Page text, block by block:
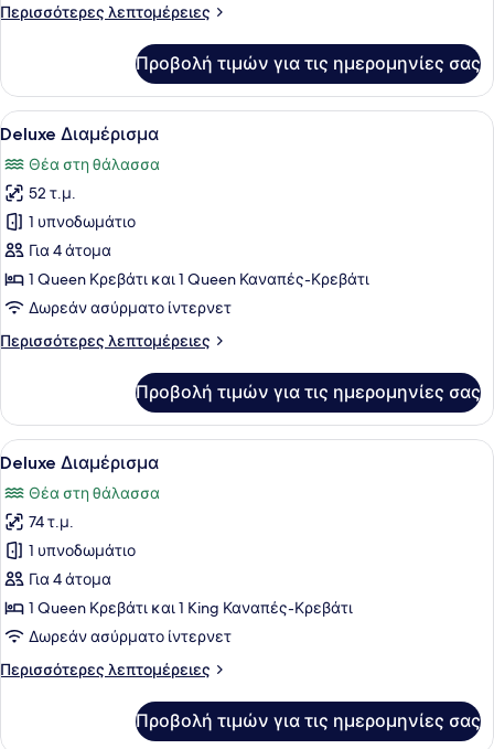
Περισσότερες λεπτομέρειες
Περισσότερες
Διαμέρισμα
Προβολή τιμών για τις ημερομηνίες σας
Προβολή
όλων
των
φωτογραφιών
για
Deluxe
Διαμέρισμα
Deluxe Διαμέρισμα | Περιοχή
3
Deluxe Διαμέρισμα
Θέα στη θάλασσα
52 τ.μ.
1 υπνοδωμάτιο
Για 4 άτομα
1 Queen Κρεβάτι και 1 Queen Καναπές-Κρεβάτι
Δωρεάν ασύρματο ίντερνετ
Περισσότερες λεπτομέρειες
Περισσότερες
Διαμέρισμα
Προβολή τιμών για τις ημερομηνίες σας
Προβολή
όλων
των
φωτογραφιών
για
Deluxe
Διαμέρισμα
Κλινοσκεπάσματα υψηλής
1
Deluxe Διαμέρισμα
Θέα στη θάλασσα
74 τ.μ.
1 υπνοδωμάτιο
Για 4 άτομα
1 Queen Κρεβάτι και 1 King Καναπές-Κρεβάτι
Δωρεάν ασύρματο ίντερνετ
Περισσότερες λεπτομέρειες
Περισσότερες
Προβολή τιμών για τις ημερομηνίες σας